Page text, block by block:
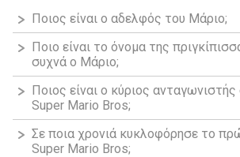
Ποιος είναι ο αδελφός του Μάριο;
Ποιο είναι το όνομα της
συχνά ο Μάριο;
Ποιος είναι ο κύριος ανταγωνιστής
Super Mario Bros;
Σε ποια χρονιά κυκλοφόρησε το
Super Mario Bros;